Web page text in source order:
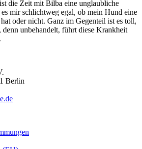
die Zeit mit Bilba eine unglaubliche
mir schlichtweg egal, ob mein Hund eine
oder nicht. Ganz im Gegenteil ist es toll,
denn unbehandelt, führt diese Krankheit
Berlin